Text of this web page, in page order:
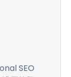
SEO